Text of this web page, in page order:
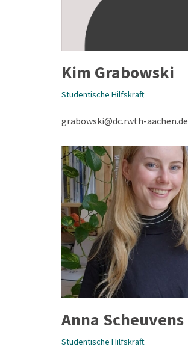
Kim Grabowski
Studentische Hilfskraft
grabowski@dc.rwth-aachen.de
Anna Scheuvens
Studentische Hilfskraft